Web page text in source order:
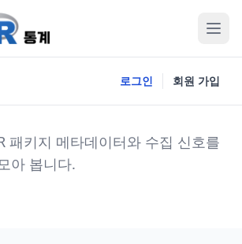
로그인 회원 가입
패키지 메타데이터와 수집 신호를
아 봅니다.